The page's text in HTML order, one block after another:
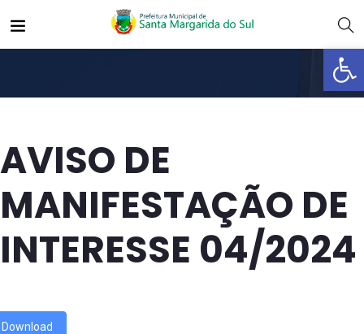
Abrir
AVISO DE
MANIFESTAÇÃO DE
INTERESSE 04/2024
Download